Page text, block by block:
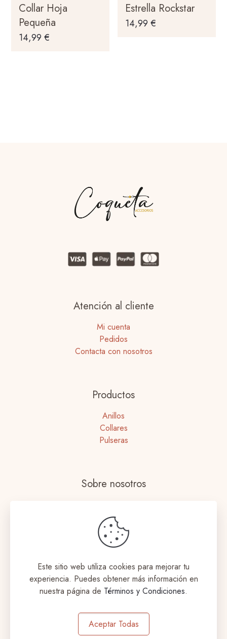
Collar Hoja
Pequeña
14,99€
Estrella Rockstar
14,99€
Atención al cliente
Mi cuenta
Pedidos
Contacta con nosotros
Productos
Anillos
Collares
Pulseras
Sobre nosotros
Términos y Condiciones
Envíos y Devoluciones
© 2023 Coqueta Accesorios. Todos los derechos
reservados. Designed byaromeditech.com
Este sitio web utiliza cookies para mejorar tu
experiencia. Puedes obtener más información en
nuestra página de Términos y Condiciones.
Aceptar Todas